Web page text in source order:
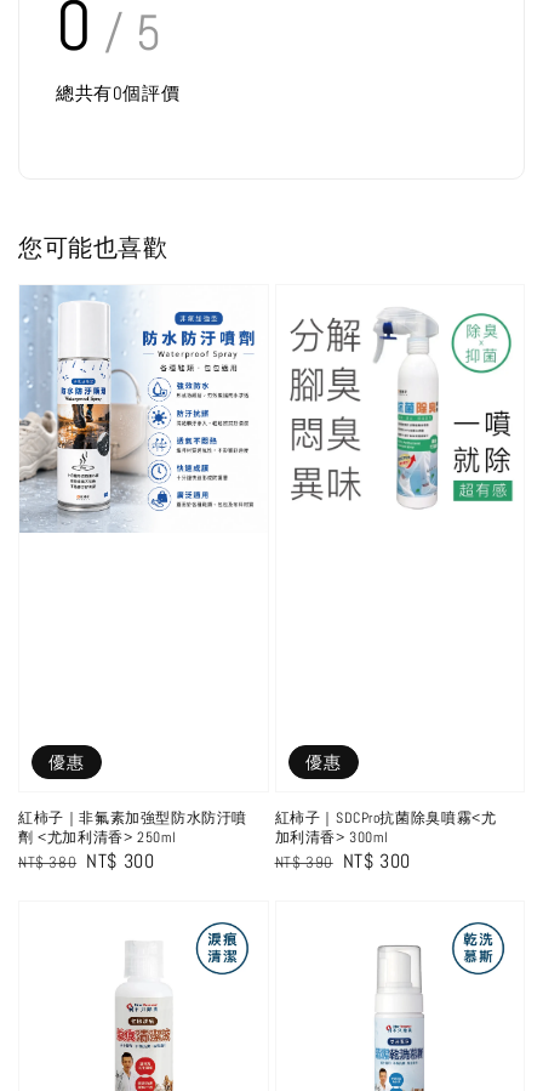
0 / 5
總共有0個評價
您可能也喜歡
優惠
紅柿子｜非氟素加強型防水防汙噴
劑 <尤加利清香> 250ml
Regular
NT$ 380 Sale
NT$ 300
優惠
紅柿子｜SDCPro抗菌除臭噴霧<尤
加利清香> 300ml
Regular
NT$ 390 Sale
NT$ 300